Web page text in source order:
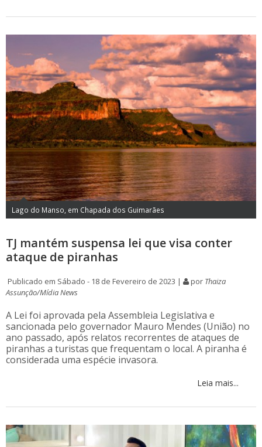
Lago do Manso, em Chapada dos Guimarães
TJ mantém suspensa lei que visa conter
ataque de piranhas
Publicado em Sábado - 18 de Fevereiro de 2023 | por Thaiza
Assunção/Mídia News
A Lei foi aprovada pela Assembleia Legislativa e
sancionada pelo governador Mauro Mendes (União) no
ano passado, após relatos recorrentes de ataques de
piranhas a turistas que frequentam o local. A piranha é
considerada uma espécie invasora.
Leia mais...